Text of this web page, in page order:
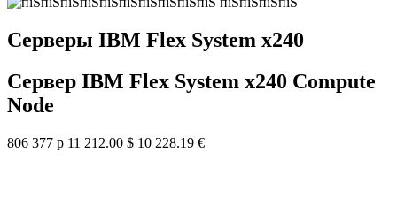
Серверы IBM Flex System x240
Сервер IBM Flex System x240 Compute
Node
806 377 р 11 212.00 $ 10 228.19 €